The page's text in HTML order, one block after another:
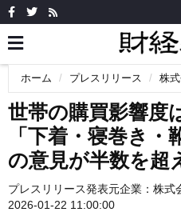
ホーム プレスリリース 株
世帯の購買影響度
「下着・寝巻き
の意見が半数を超
プレスリリース発表元企業： 株式
2026-01-22 11:00:00